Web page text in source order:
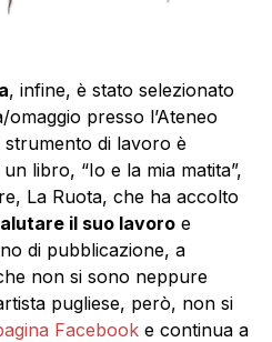
, infine, è stato selezionato
presso l’Ateneo
di lavoro è
libro, “Io e la mia matita”,
La Ruota, che ha accolto
il suo lavoro e
di pubblicazione, a
non si sono neppure
pugliese, però, non si
Facebook e continua a